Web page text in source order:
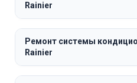
Rainier
Ремонт системы
Rainier